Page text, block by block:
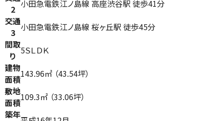
2 小田急電鉄江ノ島線 高座渋谷駅 徒歩41分
交通
3 小田急電鉄江ノ島線 桜ヶ丘駅 徒歩45分
間取
り 5ＳＬＤＫ
建物
面積143.96㎡ （43.54坪）
敷地
面積109.3㎡ （33.06坪）
築年